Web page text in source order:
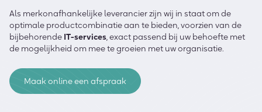
Als merkonafhankelijke leverancier zijn wij in staat om de
optimale productcombinatie aan te bieden, voorzien van de
bijbehorende IT-services, exact passend bij uw behoefte met
de mogelijkheid om mee te groeien met uw organisatie.
Maak online een afspraak